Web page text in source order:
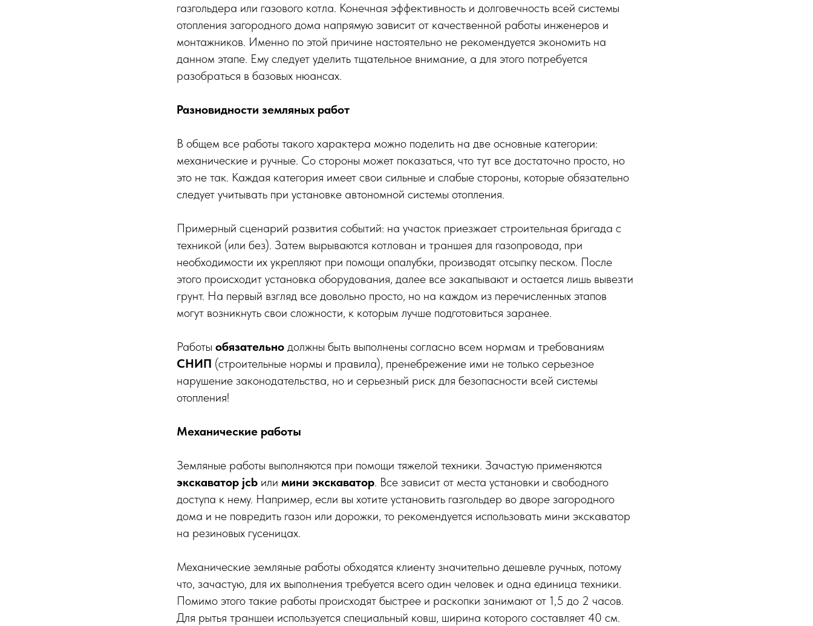
газгольдера или газового котла. Конечная эффективность и долговечность всей системы
отопления загородного дома напрямую зависит от качественной работы инженеров и
монтажников. Именно по этой причине настоятельно не рекомендуется экономить на
данном этапе. Ему следует уделить тщательное внимание, а для этого потребуется
разобраться в базовых нюансах.
Разновидности земляных работ
В общем все работы такого характера можно поделить на две основные категории:
механические и ручные. Со стороны может показаться, что тут все достаточно просто, но
это не так. Каждая категория имеет свои сильные и слабые стороны, которые обязательно
следует учитывать при установке автономной системы отопления.
Примерный сценарий развития событий: на участок приезжает строительная бригада с
техникой (или без). Затем вырываются котлован и траншея для газопровода, при
необходимости их укрепляют при помощи опалубки, производят отсыпку песком. После
этого происходит установка оборудования, далее все закапывают и остается лишь вывезти
грунт. На первый взгляд все довольно просто, но на каждом из перечисленных этапов
могут возникнуть свои сложности, к которым лучше подготовиться заранее.
Работы обязательно должны быть выполнены согласно всем нормам и требованиям
СНИП (строительные нормы и правила), пренебрежение ими не только серьезное
нарушение законодательства, но и серьезный риск для безопасности всей системы
отопления!
Механические работы
Земляные работы выполняются при помощи тяжелой техники. Зачастую применяются
экскаватор jcb или мини экскаватор. Все зависит от места установки и свободного
доступа к нему. Например, если вы хотите установить газгольдер во дворе загородного
дома и не повредить газон или дорожки, то рекомендуется использовать мини экскаватор
на резиновых гусеницах.
Механические земляные работы обходятся клиенту значительно дешевле ручных, потому
что, зачастую, для их выполнения требуется всего один человек и одна единица техники.
Помимо этого такие работы происходят быстрее и раскопки занимают от 1,5 до 2 часов.
Для рытья траншеи используется специальный ковш, ширина которого составляет 40 см.